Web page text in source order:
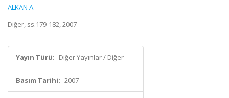
ALKAN A.
Diğer, ss.179-182, 2007
Yayın Türü: Diğer Yayınlar / Diğer
Basım Tarihi: 2007